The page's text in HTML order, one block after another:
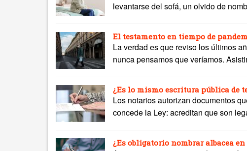
levantarse del sofá, un olvido de
El testamento en tiempo de
La verdad es que reviso los últimos
nunca pensamos que veríamos.
¿Es lo mismo escritura pública de
Los notarios autorizan documentos
concede la Ley: acreditan que son
¿Es obligatorio nombrar albacea